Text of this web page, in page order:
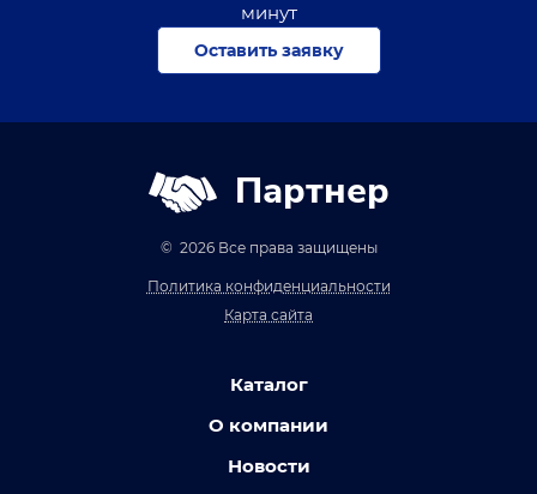
минут
Оставить заявку
Партнер
© 2026 Все права защищены
Политика конфиденциальности
Карта сайта
Каталог
О компании
Новости